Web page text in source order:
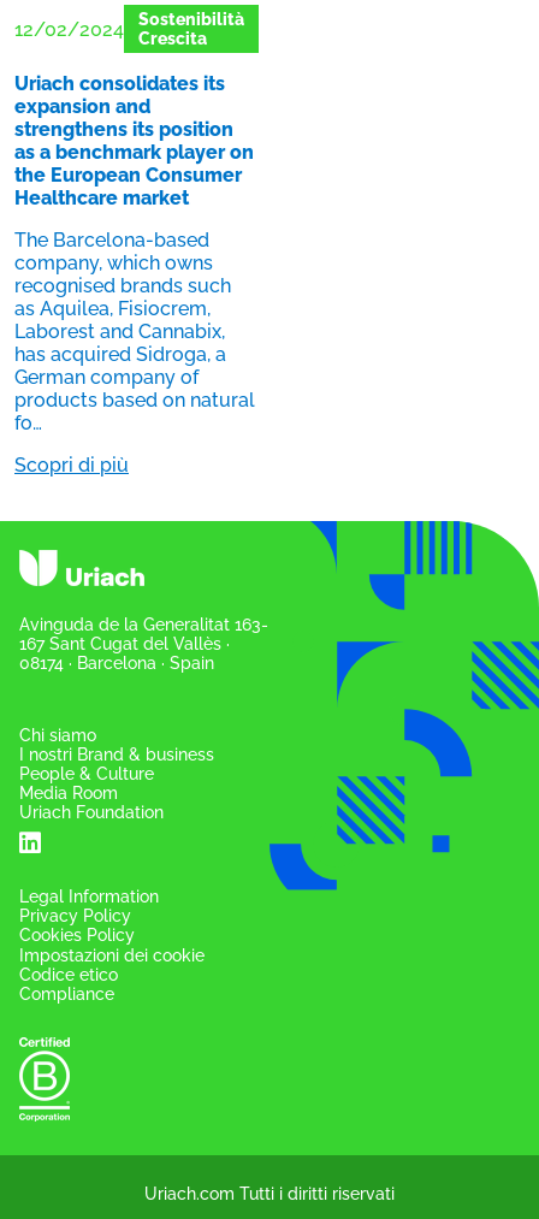
12/02/2024
Sostenibilità
Crescita
Uriach consolidates its
expansion and
strengthens its position
as a benchmark player on
the European Consumer
Healthcare market
The Barcelona-based
company, which owns
recognised brands such
as Aquilea, Fisiocrem,
Laborest and Cannabix,
has acquired Sidroga, a
German company of
products based on natural
fo…
Scopri di più
Avinguda de la Generalitat 163-
167 Sant Cugat del Vallès ·
08174 · Barcelona · Spain
Chi siamo
I nostri Brand & business
People & Culture
Media Room
Uriach Foundation
Legal Information
Privacy Policy
Cookies Policy
Impostazioni dei cookie
Codice etico
Compliance
Uriach.com Tutti i diritti riservati